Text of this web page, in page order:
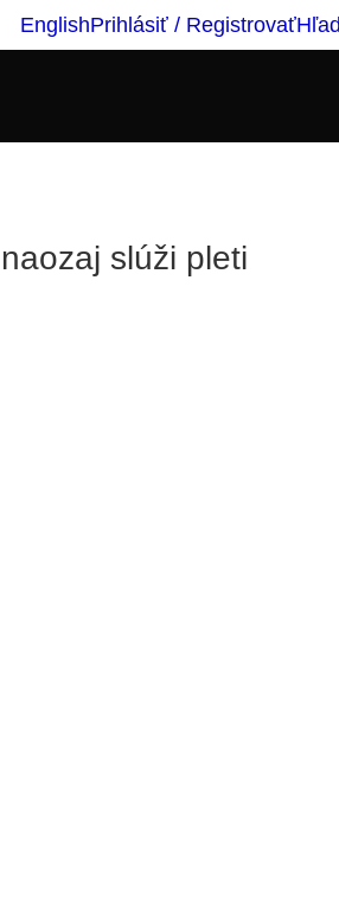
EnglishPrihlásiť / Registrovať
slúži pleti